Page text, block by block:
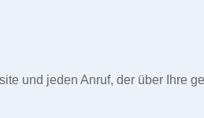
und jeden Anruf, der über Ihre